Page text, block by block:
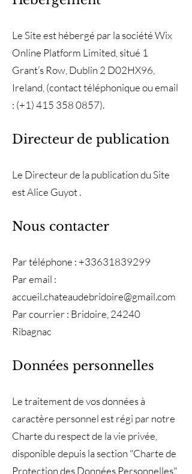
Le Site est hébergé par la société Wix
Online Platform Limited, situé 1
Grant’s Row, Dublin 2 D02HX96,
Ireland, (contact téléphonique ou email
: (+1) 415 358 0857).
Directeur de publication
Le Directeur de la publication du Site
est Alice Guyot .
Nous contacter
Par téléphone : +33631839299
Par email :
accueil.chateaudebridoire@gmail.com
Par courrier : Bridoire, 24240
Ribagnac
Données personnelles
Le traitement de vos données à
caractère personnel est régi par notre
Charte du respect de la vie privée,
disponible depuis la section "Charte de
Protection des Données Personnelles",